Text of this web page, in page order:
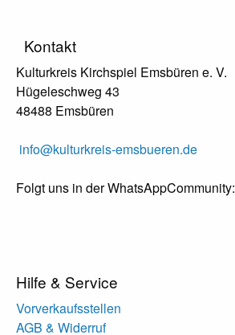
Kontakt
Kulturkreis Kirchspiel Emsbüren e. V.
Hügeleschweg 43
48488 Emsbüren
info@kulturkreis-emsbueren.de
Folgt uns in der WhatsAppCommunity:
Hilfe & Service
Vorverkaufsstellen
AGB & Widerruf